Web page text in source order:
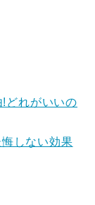
どれがいいの
しない効果